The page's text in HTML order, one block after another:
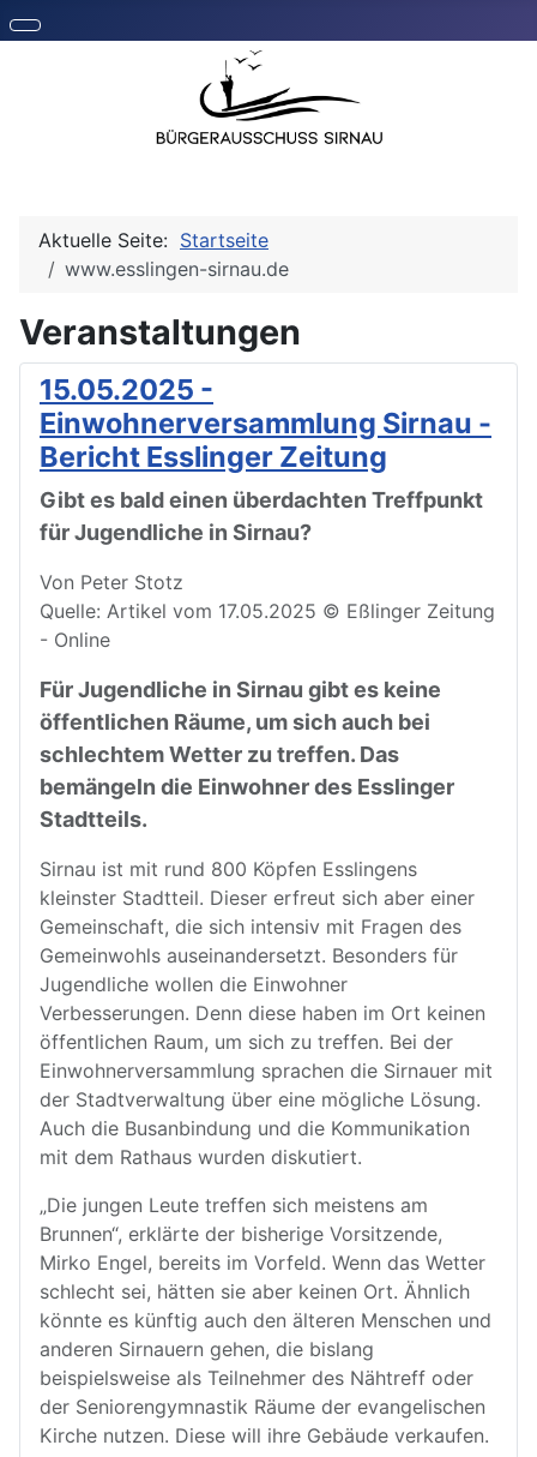
Aktuelle Seite: Startseite
www.esslingen-sirnau.de
Veranstaltungen
15.05.2025 -
Einwohnerversammlung Sirnau -
Bericht Esslinger Zeitung
Gibt es bald einen überdachten Treffpunkt
für Jugendliche in Sirnau?
Von Peter Stotz
Quelle: Artikel vom 17.05.2025 © Eßlinger Zeitung
- Online
Für Jugendliche in Sirnau gibt es keine
öffentlichen Räume, um sich auch bei
schlechtem Wetter zu treffen. Das
bemängeln die Einwohner des Esslinger
Stadtteils.
Sirnau ist mit rund 800 Köpfen Esslingens
kleinster Stadtteil. Dieser erfreut sich aber einer
Gemeinschaft, die sich intensiv mit Fragen des
Gemeinwohls auseinandersetzt. Besonders für
Jugendliche wollen die Einwohner
Verbesserungen. Denn diese haben im Ort keinen
öffentlichen Raum, um sich zu treffen. Bei der
Einwohnerversammlung sprachen die Sirnauer mit
der Stadtverwaltung über eine mögliche Lösung.
Auch die Busanbindung und die Kommunikation
mit dem Rathaus wurden diskutiert.
„Die jungen Leute treffen sich meistens am
Brunnen“, erklärte der bisherige Vorsitzende,
Mirko Engel, bereits im Vorfeld. Wenn das Wetter
schlecht sei, hätten sie aber keinen Ort. Ähnlich
könnte es künftig auch den älteren Menschen und
anderen Sirnauern gehen, die bislang
beispielsweise als Teilnehmer des Nähtreff oder
der Seniorengymnastik Räume der evangelischen
Kirche nutzen. Diese will ihre Gebäude verkaufen.